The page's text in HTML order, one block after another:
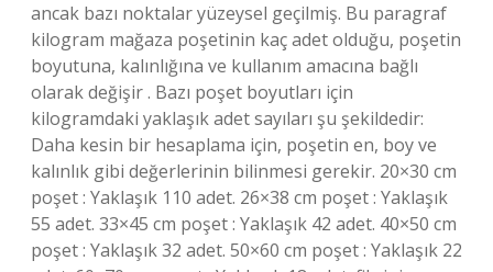
ancak bazı noktalar yüzeysel geçilmiş. Bu paragraf
kilogram mağaza poşetinin kaç adet olduğu, poşetin
boyutuna, kalınlığına ve kullanım amacına bağlı
olarak değişir . Bazı poşet boyutları için
kilogramdaki yaklaşık adet sayıları şu şekildedir:
Daha kesin bir hesaplama için, poşetin en, boy ve
kalınlık gibi değerlerinin bilinmesi gerekir. 20×30 cm
poşet : Yaklaşık 110 adet. 26×38 cm poşet : Yaklaşık
55 adet. 33×45 cm poşet : Yaklaşık 42 adet. 40×50 cm
poşet : Yaklaşık 32 adet. 50×60 cm poşet : Yaklaşık 22